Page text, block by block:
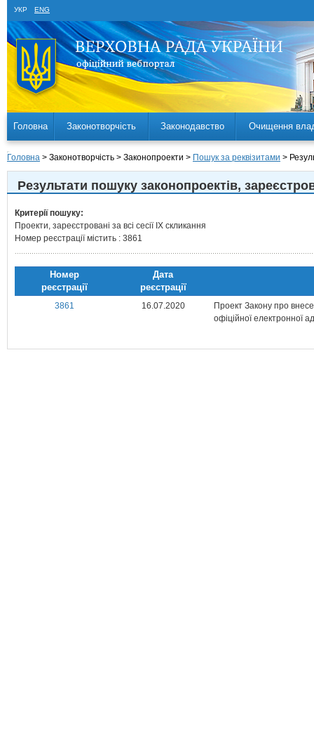
УКР ENG
Головна Законотворчість Законодавство Очищення
Головна > Законотворчість > Законопроекти > Пошук за реквізитами >
Результати пошуку законопроектiв,
Критерії пошуку:
Проекти, зареєстровані за всі сесії IX скликання
Номер реєстрації містить : 3861
Номер
реєстрацiї
Дата
реєстрацiї
3861 16.07.2020
Проект Закону про
офіційної електронної